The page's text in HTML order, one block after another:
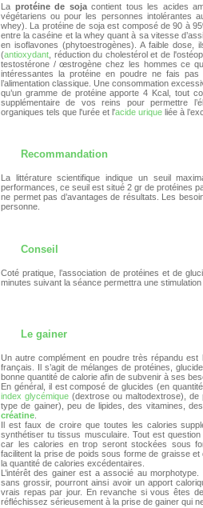
La protéine de sojacontient tous les acides
végétariens ou pour les personnes intolérantes
whey). La protéine de soja est composé de 90 à
entre la caséine et la whey quant à sa vitesse
en isoflavones (phytoestrogènes). A faible dose,
(antioxydant , réduction du cholestérol et de
testostérone / œstrogène chez les hommes ce
intéressantes la protéine en poudre ne fais
l’alimentation classique. Une consommation
qu’un gramme de protéine apporte 4 Kcal, tout
supplémentaire de vos reins pour permettre
organiques tels que l'urée et l'acide urique liée à
Recommandation
La littérature scientifique indique un seuil
performances, ce seuil est situé 2 gr de protéines
ne permet pas d’avantages de résultats. Les
personne.
Conseil
Coté pratique, l’association de protéines et de
minutes suivant la séance permettra une
Le gainer
Un autre complément en poudre très répandu
français. Il s’agit de mélanges de protéines,
bonne quantité de calorie afin de subvenir à ses
En général, il est composé de glucides (en
index glycémique (dextrose ou maltodextrose),
type de gainer), peu de lipides, des vitamines,
créatine
Il est faux de croire que toutes les calories
synthétiser tu tissus musculaire. Tout est question
car les calories en trop seront stockées sous
facilitent la prise de poids sous forme de graisse
la quantité de calories excédentaires.
L’intérêt des gainer est a associé au
sans grossir, pourront ainsi avoir un apport
vrais repas par jour. En revanche si vous êtes
réfléchissez sérieusement à la prise de gainer qui